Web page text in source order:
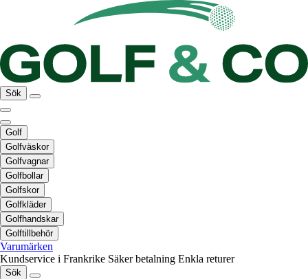
Sök
Golf
Golfväskor
Golfvagnar
Golfbollar
Golfskor
Golfkläder
Golfhandskar
Golftillbehör
Varumärken
Kundservice i Frankrike Säker betalning Enkla returer
Sök